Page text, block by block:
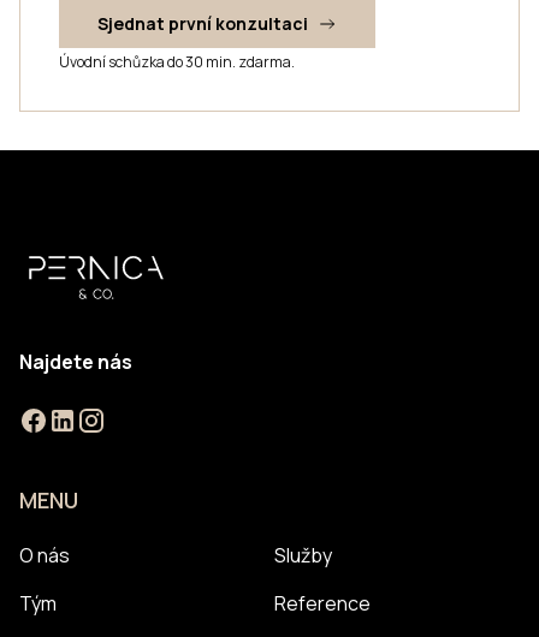
Sjednat první konzultaci
Úvodní schůzka do 30 min. zdarma.
Najdete nás
MENU
O nás
Služby
Tým
Reference